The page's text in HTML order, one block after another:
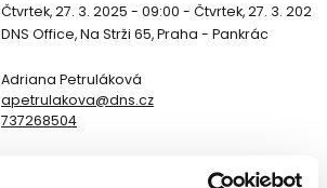
Čtvrtek, 27. 3. 2025 - 09:00 - Čtvrtek, 27. 3. 2025
DNS Office, Na Strži 65, Praha - Pankrác
Adriana Petruláková
apetrulakova@dns.cz
737268504